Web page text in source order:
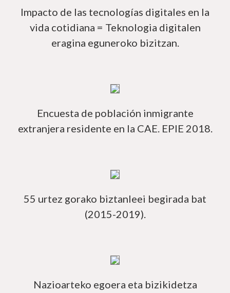
Impacto de las tecnologías digitales en la
vida cotidiana = Teknologia digitalen
eragina eguneroko bizitzan.
Encuesta de población inmigrante
extranjera residente en la CAE. EPIE 2018.
55 urtez gorako biztanleei begirada bat
(2015-2019).
Nazioarteko egoera eta bizikidetza